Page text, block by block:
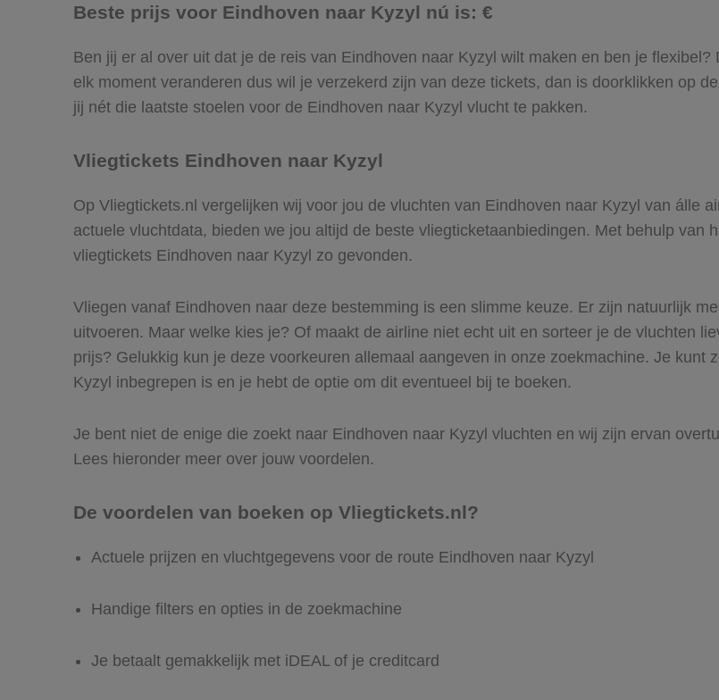
Beste prijs voor Eindhoven naar Kyzyl nú is: €
Ben jij er al over uit dat je de reis van Eindhoven naar Kyzyl wilt maken en ben je
elk moment veranderen dus wil je verzekerd zijn van deze tickets, dan is doorklikken op
jij nét die laatste stoelen voor de Eindhoven naar Kyzyl vlucht te pakken.
Vliegtickets Eindhoven naar Kyzyl
Op Vliegtickets.nl vergelijken wij voor jou de vluchten van Eindhoven naar Kyzyl van álle
actuele vluchtdata, bieden we jou altijd de beste vliegticketaanbiedingen. Met behulp van
vliegtickets Eindhoven naar Kyzyl zo gevonden.
Vliegen vanaf Eindhoven naar deze bestemming is een slimme keuze. Er zijn natuurlijk
uitvoeren. Maar welke kies je? Of maakt de airline niet echt uit en sorteer je de vluchten
prijs? Gelukkig kun je deze voorkeuren allemaal aangeven in onze zoekmachine. Je kunt
Kyzyl inbegrepen is en je hebt de optie om dit eventueel bij te boeken.
Je bent niet de enige die zoekt naar Eindhoven naar Kyzyl vluchten en wij zijn ervan
Lees hieronder meer over jouw voordelen.
De voordelen van boeken op Vliegtickets.nl?
Actuele prijzen en vluchtgegevens voor de route Eindhoven naar Kyzyl
Handige filters en opties in de zoekmachine
Je betaalt gemakkelijk met iDEAL of je creditcard